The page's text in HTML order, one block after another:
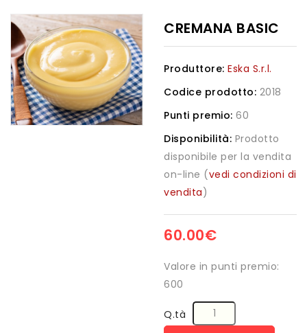
CREMANA BASIC
Produttore: Eska S.r.l.
Codice prodotto: 2018
Punti premio: 60
Disponibilità: Prodotto
disponibile per la vendita
on-line (vedi condizioni di
vendita)
60.00€
Valore in punti premio:
600
Q.tà